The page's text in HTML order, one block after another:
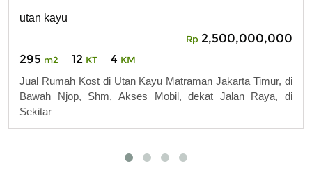
utan kayu
Rp 2,500,000,000
295 m2 12 KT 4 KM
Jual Rumah Kost di Utan Kayu Matraman Jakarta Timur, di
Bawah Njop, Shm, Akses Mobil, dekat Jalan Raya, di
Sekitar